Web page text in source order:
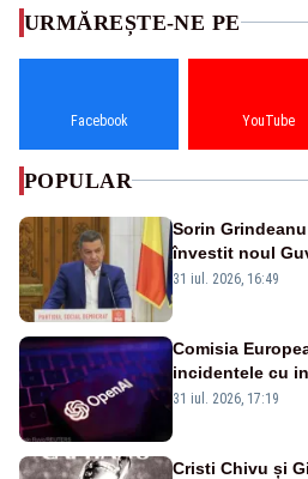
URMĂREȘTE-NE PE
Facebook YouTube
POPULAR
Sorin
învestit noul
sunt șanse mai
31 iul. 2026, 16:49
Comisia
incidentele cu
OpenAI și
31 iul. 2026, 17:19
Cristi Chivu și